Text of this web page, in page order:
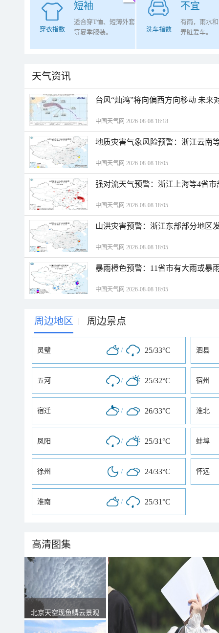
短袖
穿衣指数
适合穿T恤、短薄外套
等夏季服装。
不宜
洗车指数
有雨，雨水
弄脏爱车。
天气资讯
台风“灿鸿”将向偏西方向移动 未来
中国天气网 2026-08-08 18:18
地质灾害气象风险预警：浙江云南
中国天气网 2026-08-08 18:05
强对流天气预警：浙江上海等4省
中国天气网 2026-08-08 18:05
山洪灾害预警：浙江东部部分地区
中国天气网 2026-08-08 18:05
暴雨橙色预警：11省市有大雨或暴
中国天气网 2026-08-08 18:05
周边地区 | 周边景点
灵璧 / 25/33°C 泗县
五河 / 25/32°C 宿州
宿迁 / 26/33°C 淮北
凤阳 / 25/31°C 蚌埠
徐州 / 24/33°C 怀远
淮南 / 25/31°C
高清图集
北京天空现鱼鳞云景观